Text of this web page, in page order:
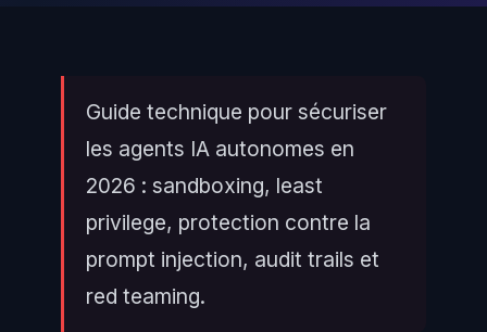
Guide technique pour sécuriser
les agents IA autonomes en
2026 : sandboxing, least
privilege, protection contre la
prompt injection, audit trails et
red teaming.